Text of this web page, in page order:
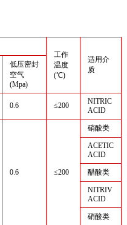
工作
温度
(℃)
适用介
质
低压密封
空气
(Mpa)
0.6 ≤200
NITRIC
ACID
0.6 ≤200
硝酸类
ACETIC
ACID
醋酸类
NITRIV
ACID
硝酸类